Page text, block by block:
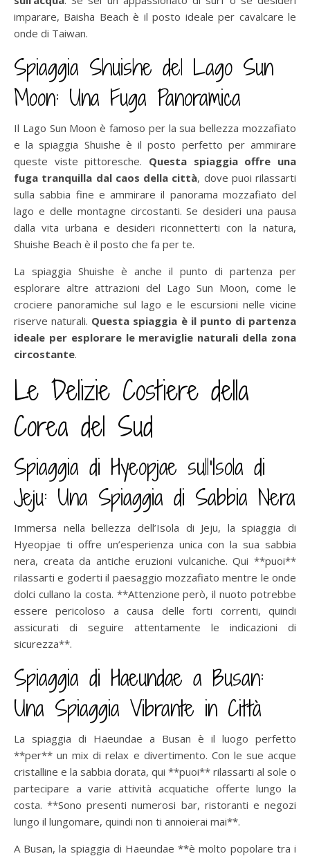
imparare, Baisha Beach è il posto ideale per cavalcare le
onde di Taiwan.
Spiaggia Shuishe del Lago Sun
Moon: Una Fuga Panoramica
Il Lago Sun Moon è famoso per la sua bellezza mozzafiato
e la spiaggia Shuishe è il posto perfetto per ammirare
queste viste pittoresche. Questa spiaggia offre una
fuga tranquilla dal caos della città, dove puoi rilassarti
sulla sabbia fine e ammirare il panorama mozzafiato del
lago e delle montagne circostanti. Se desideri una pausa
dalla vita urbana e desideri riconnetterti con la natura,
Shuishe Beach è il posto che fa per te.
La spiaggia Shuishe è anche il punto di partenza per
esplorare altre attrazioni del Lago Sun Moon, come le
crociere panoramiche sul lago e le escursioni nelle vicine
riserve naturali. Questa spiaggia è il punto di partenza
ideale per esplorare le meraviglie naturali della zona
circostante.
Le Delizie Costiere della
Corea del Sud
Spiaggia di Hyeopjae sull’Isola di
Jeju: Una Spiaggia di Sabbia Nera
Immersa nella bellezza dell’Isola di Jeju, la spiaggia di
Hyeopjae ti offre un’esperienza unica con la sua sabbia
nera, creata da antiche eruzioni vulcaniche. Qui **puoi**
rilassarti e goderti il paesaggio mozzafiato mentre le onde
dolci cullano la costa. **Attenzione però, il nuoto potrebbe
essere pericoloso a causa delle forti correnti, quindi
assicurati di seguire attentamente le indicazioni di
sicurezza**.
Spiaggia di Haeundae a Busan:
Una Spiaggia Vibrante in Città
La spiaggia di Haeundae a Busan è il luogo perfetto
**per** un mix di relax e divertimento. Con le sue acque
cristalline e la sabbia dorata, qui **puoi** rilassarti al sole o
partecipare a varie attività acquatiche offerte lungo la
costa. **Sono presenti numerosi bar, ristoranti e negozi
lungo il lungomare, quindi non ti annoierai mai**.
A Busan, la spiaggia di Haeundae **è molto popolare tra i